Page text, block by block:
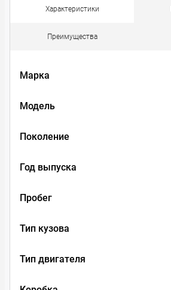
Характеристики
Преимущества
Марка
Модель
Поколение
Год выпуска
Пробег
Тип кузова
Тип двигателя